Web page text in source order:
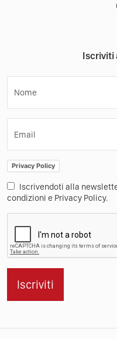
Iscriviti
Nome
Email
Privacy Policy
Iscrivendoti alla
condizioni e Privacy Policy.
Iscriviti